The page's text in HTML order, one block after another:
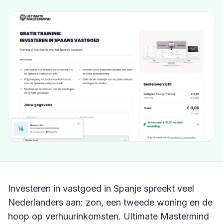
Investeren in vastgoed in Spanje spreekt veel
Nederlanders aan: zon, een tweede woning en de
hoop op verhuurinkomsten. Ultimate Mastermind